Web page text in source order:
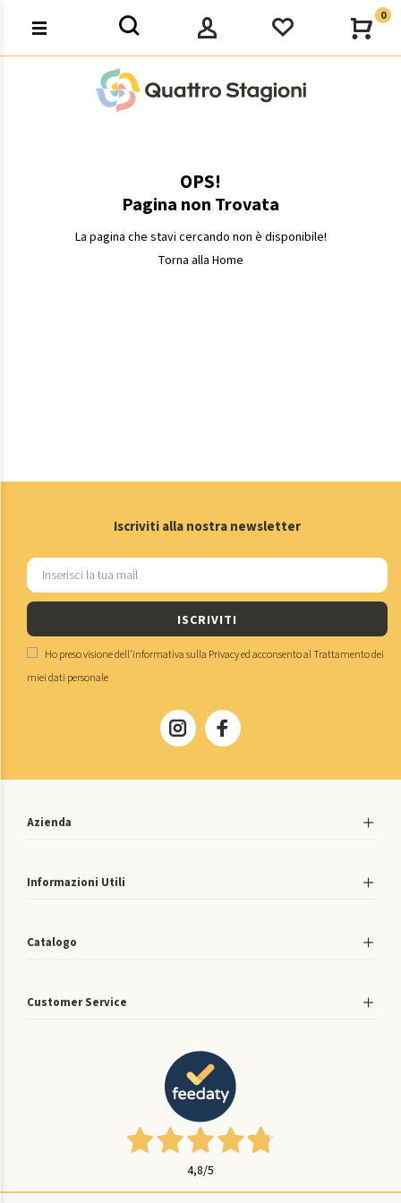
0
OPS!
Pagina non Trovata
La pagina che stavi cercando non è disponibile!
Torna alla Home
Iscriviti alla nostra newsletter
ISCRIVITI
Ho preso visione dell'informativa sulla Privacyed acconsento alTrattamento dei
miei dati personale
Azienda
Informazioni Utili
Catalogo
Customer Service
4,8/5